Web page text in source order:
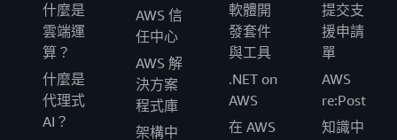
什麼是
雲端運
算？
什麼是
代理式
AI？
AWS 信
任中心
AWS 解
決方案
程式庫
架構中
軟體開
發套件
與工具
.NET on
AWS
在 AWS
提交支
援申請
單
AWS
re:Post
知識中